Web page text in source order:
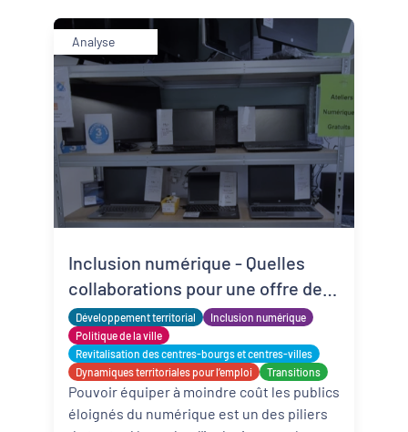
Thématiques
Démarches alimentaires de territoire
Développement territorial
Inclusion numérique
Politique de la ville
Revitalisation des centres-bourgs et
centres-villes
Dynamiques territoriales pour l’emploi
Transitions
Date de publication
Analyse
Développement territorial
Inclusion numérique
Politique de la ville
Revitalisation des centres-bourgs et centres-villes
Dynamiques territoriales pour l’emploi
Transitions
Inclusion numérique - Quelles
collaborations pour une offre de
matériels reconditionnés locale,
solidaire et adaptée ?
Pouvoir équiper à moindre coût les publics
éloignés du numérique est un des piliers